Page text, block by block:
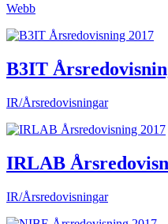
Webb
B3IT
IR/Årsredovisningar
IRLAB
IR/Årsredovisningar